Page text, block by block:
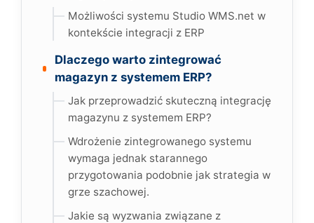
Możliwości systemu Studio WMS.net w
kontekście integracji z ERP
Dlaczego warto zintegrować
magazyn z systemem ERP?
Jak przeprowadzić skuteczną integrację
magazynu z systemem ERP?
Wdrożenie zintegrowanego systemu
wymaga jednak starannego
przygotowania podobnie jak strategia w
grze szachowej.
Jakie są wyzwania związane z